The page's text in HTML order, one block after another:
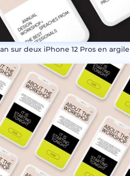
sur deux iPhone 12 Pros en argile